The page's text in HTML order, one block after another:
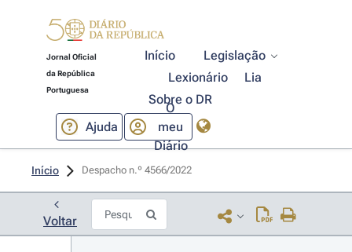
Jornal Oficial
da República
Portuguesa
Início
Legislação
Lexionário
Lia
Sobre o DR
Ajuda
O
meu
Diário
Início Despacho n.º 4566/2022
Voltar